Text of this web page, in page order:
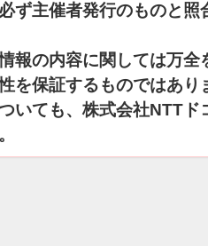
ず主催者発行のものと照
報の内容に関しては万全
を保証するものではあり
いても、株式会社NTTド